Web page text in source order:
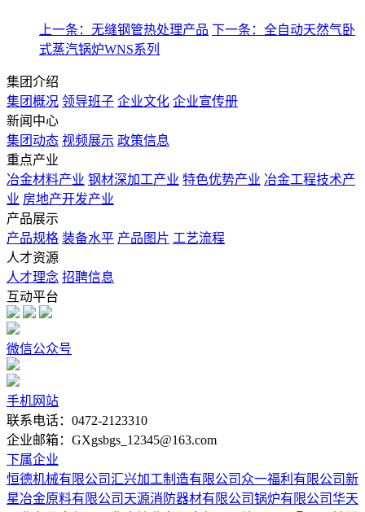
上一条：无缝钢管热处理产品 下一条：全自动天然气卧
式蒸汽锅炉WNS系列
集团介绍
集团概况 领导班子 企业文化 企业宣传册
新闻中心
集团动态 视频展示 政策信息
重点产业
冶金材料产业 钢材深加工产业 特色优势产业 冶金工程技术产
业 房地产开发产业
产品展示
产品规格 装备水平 产品图片 工艺流程
人才资源
人才理念 招聘信息
互动平台
微信公众号
手机网站
联系电话：0472-2123310
企业邮箱：GXgsbgs_12345@163.com
下属企业
恒德机械有限公司 汇兴加工制造有限公司 众一福利有限公司新
星冶金原料有限公司 天源消防器材有限公司锅炉有限公司华天